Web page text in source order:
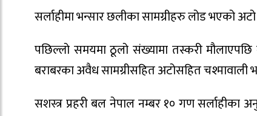
सर्लाहीमा भन्सार छलीका सामग्रीहरु लोड भएको
पछिल्लो समयमा ठूलो संख्यामा तस्करी
बराबरका अवैध सामग्रीसहित अटोसहित
सशस्त्र प्रहरी बल नेपाल नम्बर १० गण सर्लाहीका